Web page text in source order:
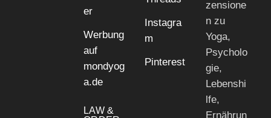
er
Werbung
auf
mondyog
a.de
LAW &
Instagra
m
Pinterest
zensione
n zu
Yoga,
Psycholo
gie,
Lebenshi
lfe,
Ernährun